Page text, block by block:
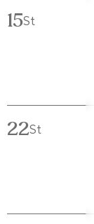
15St
22St